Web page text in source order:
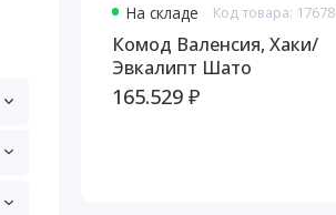
На складе Код товара: 17678
Комод Валенсия, Хаки/
Эвкалипт Шато
165.529 ₽